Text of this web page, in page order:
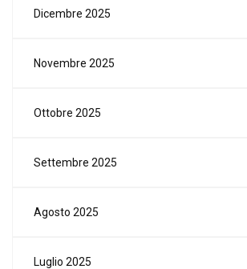
Dicembre 2025
Novembre 2025
Ottobre 2025
Settembre 2025
Agosto 2025
Luglio 2025